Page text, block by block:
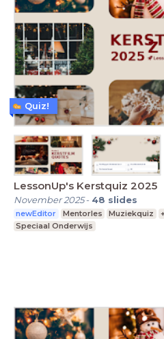
LessonUp's Kerstquiz 2025
November 2025- 48 slides
newEditor Mentorles Muziekquiz
Speciaal Onderwijs
Quiz!